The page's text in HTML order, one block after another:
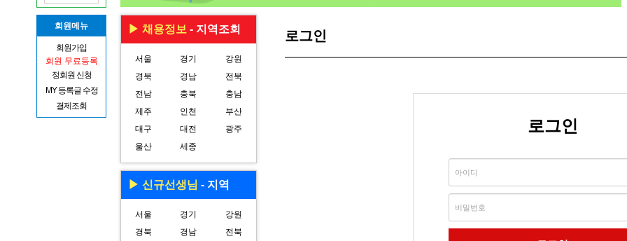
▶ 채용정보 - 지역조회
서울 경기
강원
경북
경남
전북
전남
충북
충남
제주
인천
부산
대구
대전
광주
울산
세종
▶ 신규선생님 - 지역
서울 경기
강원
경북
경남
전북
로그인
로그인
회원메뉴
회원가입
회원 무료등록
정회원 신청
MY 등록글 수정
결제조회